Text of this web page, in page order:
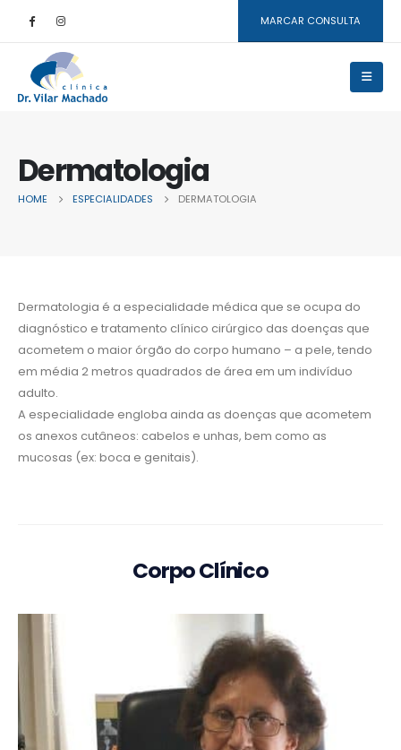
MARCAR CONSULTA
Dermatologia
HOME ESPECIALIDADES DERMATOLOGIA
Dermatologia é a especialidade médica que se ocupa do
diagnóstico e tratamento clínico cirúrgico das doenças que
acometem o maior órgão do corpo humano – a pele, tendo
em média 2 metros quadrados de área em um indivíduo
adulto.
A especialidade engloba ainda as doenças que acometem
os anexos cutâneos: cabelos e unhas, bem como as
mucosas (ex: boca e genitais).
Corpo Clínico